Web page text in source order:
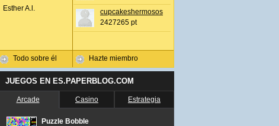
Esther A.l.
Todo sobre él
cupcakeshermosos
2427265 pt
Hazte miembro
JUEGOS EN ES.PAPERBLOG.COM
Arcade Casino Estrategia
Puzzle Bobble